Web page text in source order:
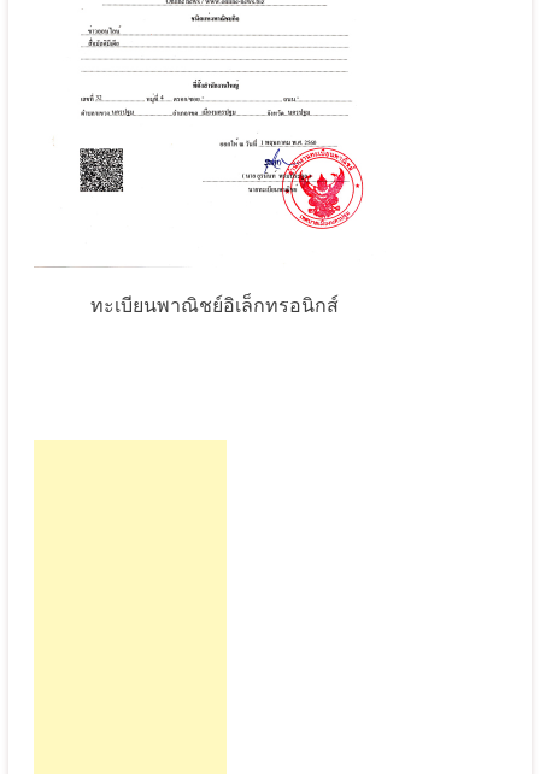
ทะเบียนพาณิชย์อิเล็กทรอนิกส์